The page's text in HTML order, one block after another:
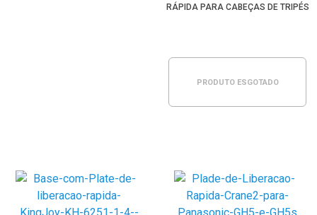
RÁPIDA PARA CABEÇAS DE TRIPÉS
PRODUTO ESGOTADO